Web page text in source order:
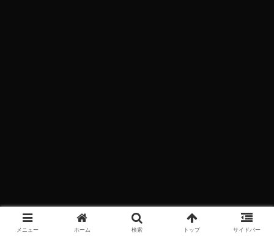
メニュー ホーム 検索 トップ サイドバー